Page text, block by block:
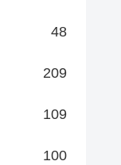
48
209
109
100